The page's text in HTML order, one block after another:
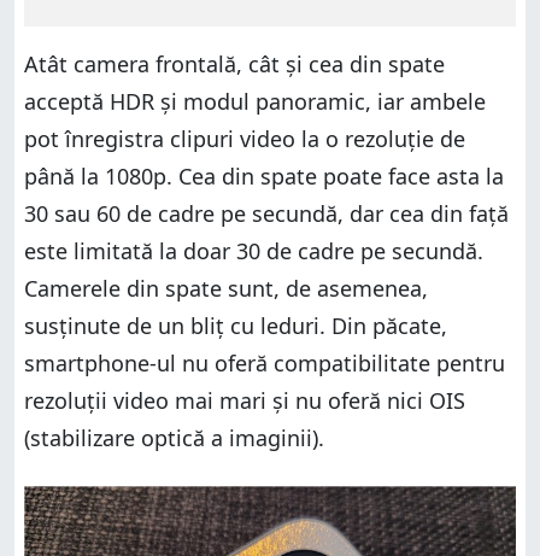
Atât camera frontală, cât și cea din spate
acceptă HDR și modul panoramic, iar ambele
pot înregistra clipuri video la o rezoluție de
până la 1080p. Cea din spate poate face asta la
30 sau 60 de cadre pe secundă, dar cea din față
este limitată la doar 30 de cadre pe secundă.
Camerele din spate sunt, de asemenea,
susținute de un bliț cu leduri. Din păcate,
smartphone-ul nu oferă compatibilitate pentru
rezoluții video mai mari și nu oferă nici OIS
(stabilizare optică a imaginii).